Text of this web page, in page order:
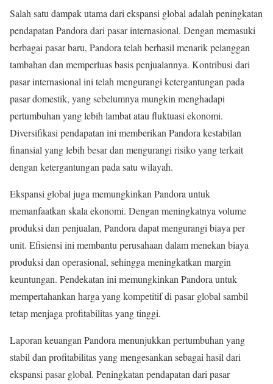
Salah satu dampak utama dari ekspansi global adalah peningkatan
pendapatan Pandora dari pasar internasional. Dengan memasuki
berbagai pasar baru, Pandora telah berhasil menarik pelanggan
tambahan dan memperluas basis penjualannya. Kontribusi dari
pasar internasional ini telah mengurangi ketergantungan pada
pasar domestik, yang sebelumnya mungkin menghadapi
pertumbuhan yang lebih lambat atau fluktuasi ekonomi.
Diversifikasi pendapatan ini memberikan Pandora kestabilan
finansial yang lebih besar dan mengurangi risiko yang terkait
dengan ketergantungan pada satu wilayah.
Ekspansi global juga memungkinkan Pandora untuk
memanfaatkan skala ekonomi. Dengan meningkatnya volume
produksi dan penjualan, Pandora dapat mengurangi biaya per
unit. Efisiensi ini membantu perusahaan dalam menekan biaya
produksi dan operasional, sehingga meningkatkan margin
keuntungan. Pendekatan ini memungkinkan Pandora untuk
mempertahankan harga yang kompetitif di pasar global sambil
tetap menjaga profitabilitas yang tinggi.
Laporan keuangan Pandora menunjukkan pertumbuhan yang
stabil dan profitabilitas yang mengesankan sebagai hasil dari
ekspansi pasar global. Peningkatan pendapatan dari pasar